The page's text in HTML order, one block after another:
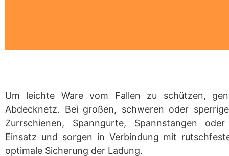
Um leichte Ware vom Fallen zu schützen,
Abdecknetz. Bei großen, schweren oder
Zurrschienen, Spanngurte, Spannstangen
Einsatz und sorgen in Verbindung mit
optimale Sicherung der Ladung.